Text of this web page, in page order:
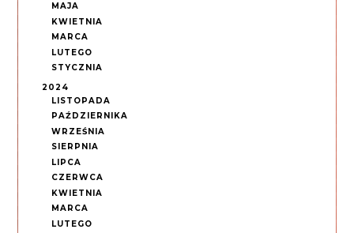
MAJA
KWIETNIA
MARCA
LUTEGO
STYCZNIA
2024
LISTOPADA
PAŹDZIERNIKA
WRZEŚNIA
SIERPNIA
LIPCA
CZERWCA
KWIETNIA
MARCA
LUTEGO